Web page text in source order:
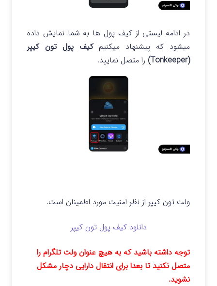
در ادامه لیستی از کیف پول ها به شما نمایش داده
میشود که پیشنهاد میکنیمکیف پول تون کیپر
(Tonkeeper)
را متصل نمایید.
ولت تون کیپر از نظر امنیت مورد اطمینان است.
دانلود کیف پول تون کیپر
توجه داشته باشید که به هیچ عنوان ولت تلگرام را
متصل نکنید تا بعدا برای انتقال دارایی دچار مشکل
نشوید.